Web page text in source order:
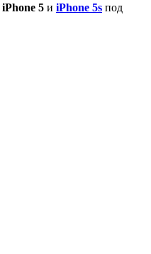
iPhone 5 и iPhone 5s под